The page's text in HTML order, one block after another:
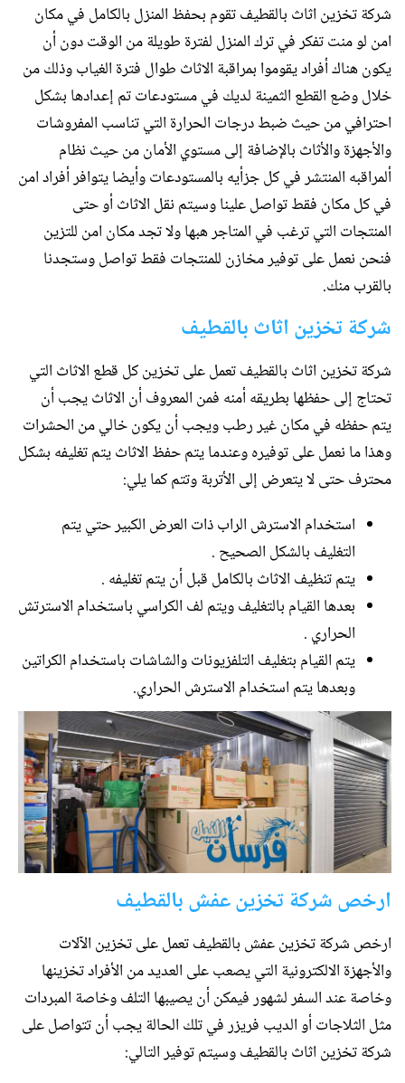
شركة تخزين اثاث بالقطيف تقوم بحفظ المنزل بالكامل في مكان
امن لو منت تفكر في ترك المنزل لفترة طويلة من الوقت دون أن
يكون هناك أفراد يقوموا بمراقبة الاثاث طوال فترة الغياب وذلك من
خلال وضع القطع الثمينة لديك في مستودعات تم إعدادها بشكل
احترافي من حيث ضبط درجات الحرارة التي تناسب المفروشات
والأجهزة والأثاث بالإضافة إلى مستوي الأمان من حيث نظام
ألمراقبه المنتشر في كل جزأيه بالمستودعات وأيضا يتوافر أفراد امن
في كل مكان فقط تواصل علينا وسيتم نقل الاثاث أو حتى
المنتجات التي ترغب في المتاجر هبها ولا تجد مكان امن للتزين
فنحن نعمل على توفير مخازن للمنتجات فقط تواصل وستجدنا
بالقرب منك.
شركة تخزين اثاث بالقطيف
شركة تخزين اثاث بالقطيف تعمل على تخزين كل قطع الاثاث التي
تحتاج إلى حفظها بطريقه أمنه فمن المعروف أن الاثاث يجب أن
يتم حفظه في مكان غير رطب ويجب أن يكون خالي من الحشرات
وهذا ما نعمل على توفيره وعندما يتم حفظ الاثاث يتم تغليفه بشكل
محترف حتى لا يتعرض إلى الأتربة وتتم كما يلي:
استخدام الاسترش الراب ذات العرض الكبير حتي يتم
التغليف بالشكل الصحيح .
يتم تنظيف الاثاث بالكامل قبل أن يتم تغليفه .
بعدها القيام بالتغليف ويتم لف الكراسي باستخدام الاسترتش
الحراري .
يتم القيام بتغليف التلفزيونات والشاشات باستخدام الكراتين
وبعدها يتم استخدام الاسترش الحراري.
ارخص شركة تخزين عفش بالقطيف
ارخص شركة تخزين عفش بالقطيف تعمل على تخزين الآلات
والأجهزة الالكترونية التي يصعب على العديد من الأفراد تخزينها
وخاصة عند السفر لشهور فيمكن أن يصيبها التلف وخاصة المبردات
مثل الثلاجات أو الديب فريزر في تلك الحالة يجب أن تتواصل على
شركة تخزين اثاث بالقطيف وسيتم توفير التالي: